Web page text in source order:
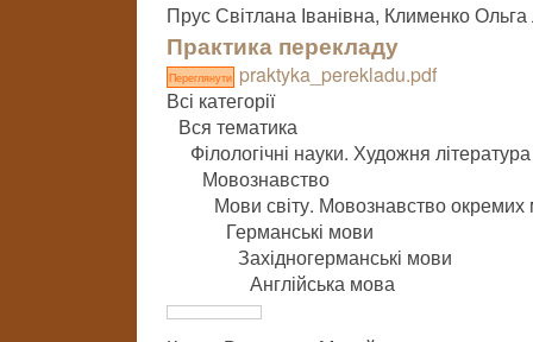
Прус Світлана Іванівна, Клименко Ольга
Практика перекладу
Переглянути praktyka_perekladu.pdf
Всі категорії
Вся тематика
Філологічні науки. Художня література
Мовознавство
Мови світу. Мовознавство окремих
Германські мови
Західногерманські мови
Англійська мова